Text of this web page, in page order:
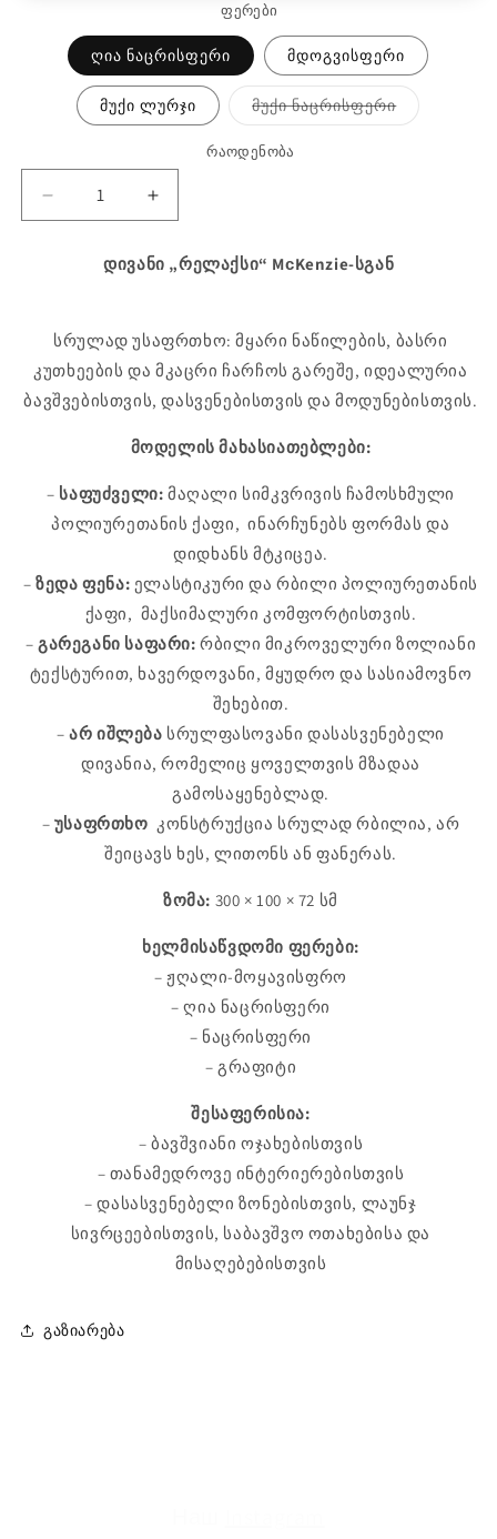
ფერები
ღია ნაცრისფერი მდოგვისფერი
მუქი ლურჯი მუქი ნაცრისფერივარიანტი
ამოიწურა
რაოდენობა
შეამცირეთ
რელაქსი
ისთვის
გაზარდეთ
რელაქსი
|
ისთვის
დივანი „რელაქსი“ MсKenzie-სგან
სრულად უსაფრთხო: მყარი ნაწილების, ბასრი
კუთხეების და მკაცრი ჩარჩოს გარეშე, იდეალურია
ბავშვებისთვის, დასვენებისთვის და მოდუნებისთვის.
მოდელის მახასიათებლები:
– საფუძველი: მაღალი სიმკვრივის ჩამოსხმული
პოლიურეთანის ქაფი, ინარჩუნებს ფორმას და
დიდხანს მტკიცეა.
–ზედა ფენა: ელასტიკური და რბილი პოლიურეთანის
ქაფი, მაქსიმალური კომფორტისთვის.
– გარეგანი საფარი: რბილი მიკროველური ზოლიანი
ტექსტურით, ხავერდოვანი, მყუდრო და სასიამოვნო
შეხებით.
–არ იშლება სრულფასოვანი დასასვენებელი
დივანია, რომელიც ყოველთვის მზადაა
გამოსაყენებლად.
– უსაფრთხო კონსტრუქცია სრულად რბილია, არ
შეიცავს ხეს, ლითონს ან ფანერას.
ზომა: 300 × 100 × 72 სმ
ხელმისაწვდომი ფერები:
– ჟღალი-მოყავისფრო
– ღია ნაცრისფერი
– ნაცრისფერი
– გრაფიტი
შესაფერისია:
– ბავშვიანი ოჯახებისთვის
– თანამედროვე ინტერიერებისთვის
– დასასვენებელი ზონებისთვის, ლაუნჯ
სივრცეებისთვის, საბავშვო ოთახებისა და
მისაღებებისთვის
გაზიარება